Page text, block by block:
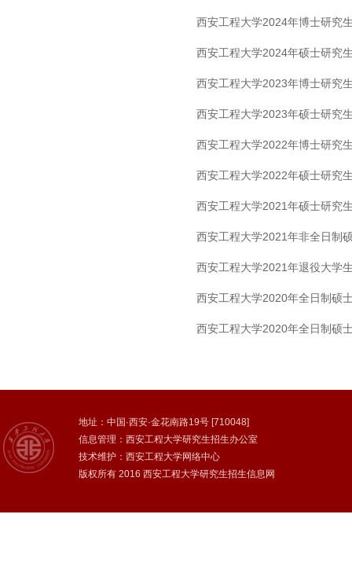
西安工程大学2024年博士研究
西安工程大学2024年硕士研究
西安工程大学2023年博士研究
西安工程大学2023年硕士研究
西安工程大学2022年博士研究
西安工程大学2022年硕士研究
西安工程大学2021年硕士研究
西安工程大学2021年非全日制
西安工程大学2021年退役大学
西安工程大学2020年全日制硕
西安工程大学2020年全日制硕
地址：中国·西安·金花南路19号 [710048]
信息管理：西安工程大学研究生招生办公室
技术维护：西安工程大学网络中心
版权所有 2016 西安工程大学研究生招生信息网